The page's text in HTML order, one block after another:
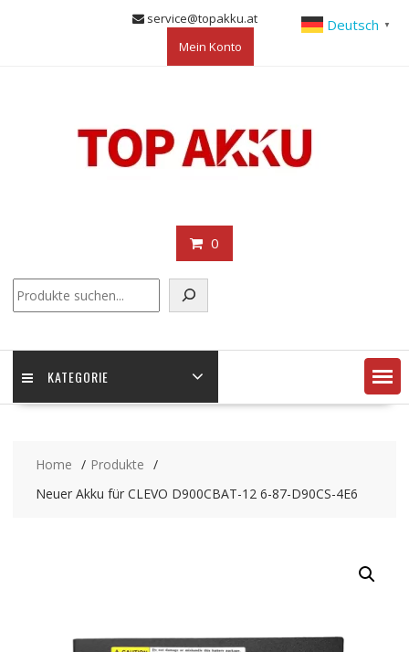
service@topakku.at
Mein Konto
0
KATEGORIE
Home
Produkte
Neuer Akku für CLEVO D900CBAT-12 6-87-D90CS-4E6
Deutsch ▼